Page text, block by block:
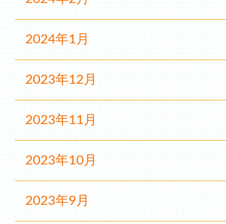
2024年1月
2023年12月
2023年11月
2023年10月
2023年9月